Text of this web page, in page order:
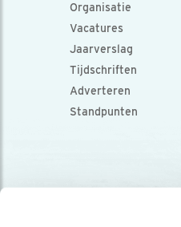
Organisatie
Vacatures
Jaarverslag
Tijdschriften
Adverteren
Standpunten